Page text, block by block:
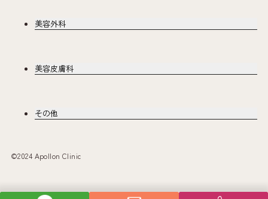
美容外科
美容皮膚科
その他
©2024 Apollon Clinic